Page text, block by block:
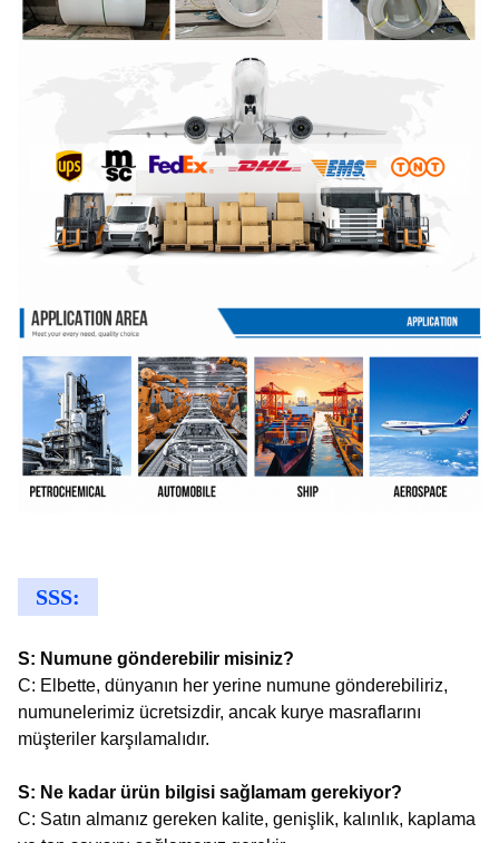
SSS:
S: Numune gönderebilir misiniz?
C: Elbette, dünyanın her yerine numune gönderebiliriz,
numunelerimiz ücretsizdir, ancak kurye masraflarını
müşteriler karşılamalıdır.
S: Ne kadar ürün bilgisi sağlamam gerekiyor?
C: Satın almanız gereken kalite, genişlik, kalınlık, kaplama